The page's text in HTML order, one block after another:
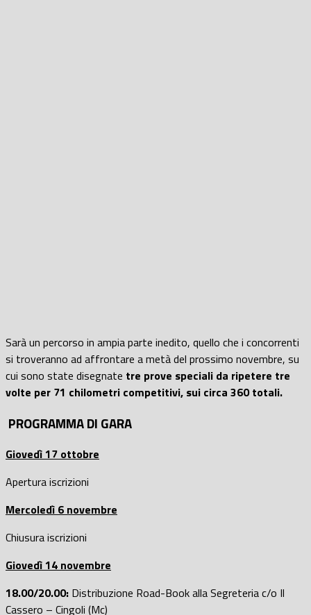
Sarà un percorso in ampia parte inedito, quello che i concorrenti
si troveranno ad affrontare a metà del prossimo novembre, su
cui sono state disegnate tre prove speciali da ripetere tre
volte per 71 chilometri competitivi, sui circa 360 totali.
PROGRAMMA DI GARA
Giovedì 17 ottobre
Apertura iscrizioni
Mercoledì 6 novembre
Chiusura iscrizioni
Giovedì 14 novembre
18.00/20.00: Distribuzione Road-Book alla Segreteria c/o Il
Cassero – Cingoli (Mc)